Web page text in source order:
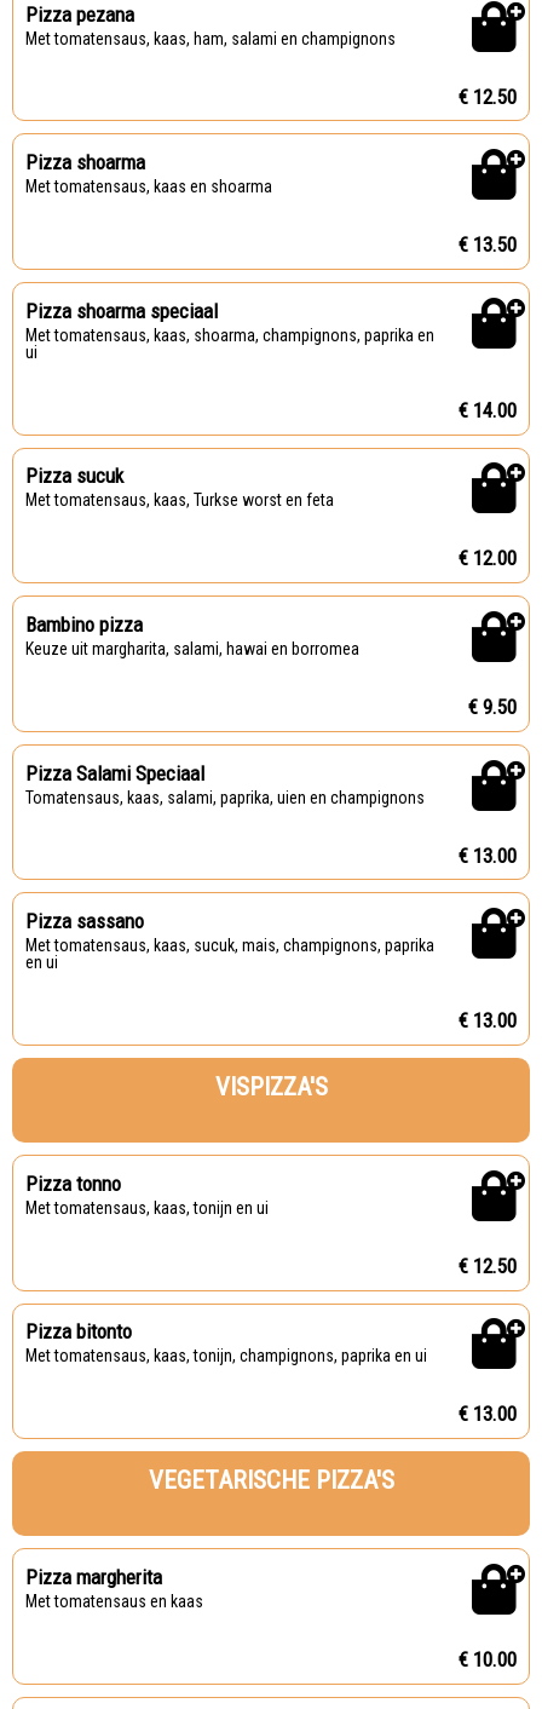
Pizza pezana
Met tomatensaus, kaas, ham, salami en champignons
€ 12.50
Pizza shoarma
Met tomatensaus, kaas en shoarma
€ 13.50
Pizza shoarma speciaal
Met tomatensaus, kaas, shoarma, champignons, paprika en
ui
€ 14.00
Pizza sucuk
Met tomatensaus, kaas, Turkse worst en feta
€ 12.00
Bambino pizza
Keuze uit margharita, salami, hawai en borromea
€ 9.50
Pizza Salami Speciaal
Tomatensaus, kaas, salami, paprika, uien en champignons
€ 13.00
Pizza sassano
Met tomatensaus, kaas, sucuk, mais, champignons, paprika
en ui
€ 13.00
VISPIZZA'S
Pizza tonno
Met tomatensaus, kaas, tonijn en ui
€ 12.50
Pizza bitonto
Met tomatensaus, kaas, tonijn, champignons, paprika en ui
€ 13.00
VEGETARISCHE PIZZA'S
Pizza margherita
Met tomatensaus en kaas
€ 10.00